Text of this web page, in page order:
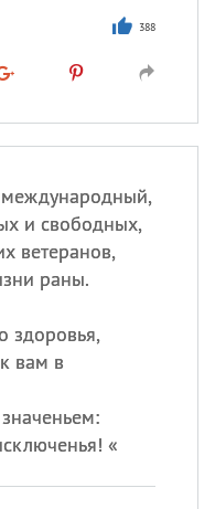
388
и свободных,
ветеранов,
раны.
здоровья,
вам в
«